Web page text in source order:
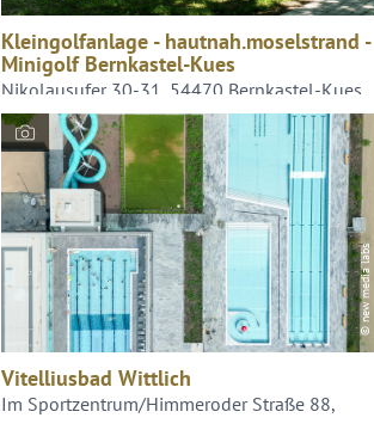
Kleingolfanlage - hautnah.moselstrand -
Minigolf Bernkastel-Kues
Nikolausufer 30-31, 54470 Bernkastel-Kues
© new media labs
Vitelliusbad Wittlich
Im Sportzentrum/Himmeroder Straße 88,